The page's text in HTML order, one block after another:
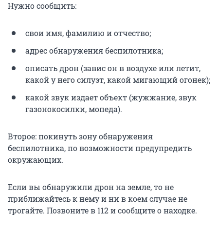
Нужно сообщить:
свои имя, фамилию и отчество;
адрес обнаружения беспилотника;
описать дрон (завис он в воздухе или летит,
какой у него силуэт, какой мигающий огонек);
какой звук издает объект (жужжание, звук
газонокосилки, мопеда).
Второе: покинуть зону обнаружения
беспилотника, по возможности предупредить
окружающих.
Если вы обнаружили дрон на земле, то не
приближайтесь к нему и ни в коем случае не
трогайте. Позвоните в 112 и сообщите о находке.